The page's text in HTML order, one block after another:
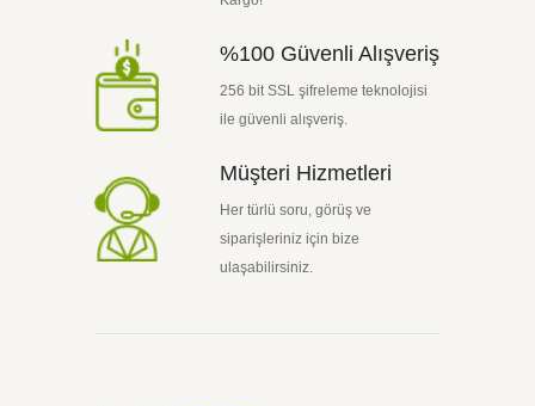
%100 Güvenli Alışveriş
256 bit SSL şifreleme teknolojisi
ile güvenli alışveriş.
Müşteri Hizmetleri
Her türlü soru, görüş ve
siparişleriniz için bize
ulaşabilirsiniz.